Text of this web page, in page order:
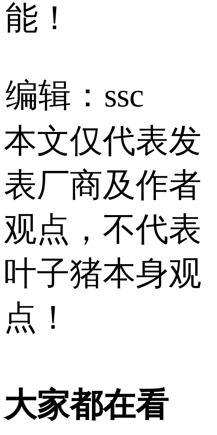
能！
编辑：ssc
本文仅代表发
表厂商及作者
观点，不代表
叶子猪本身观
点！
大家都在看